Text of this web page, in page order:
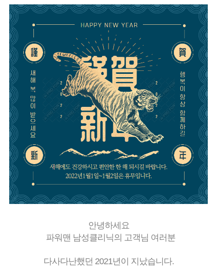
하
우
센
터
이
페
이
지
주
문
조
회
[2026구정 연휴]설 연휴 배송 및 휴무 안내
안녕하세요
파워맨 남성클리닉의 고객님 여러분
다사다난했던 2021년이 지났습니다.